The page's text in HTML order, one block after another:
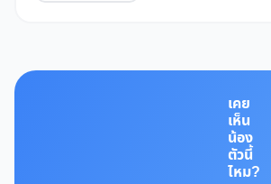
เคย
เห็น
น้อง
ตัวนี้
ไหม?